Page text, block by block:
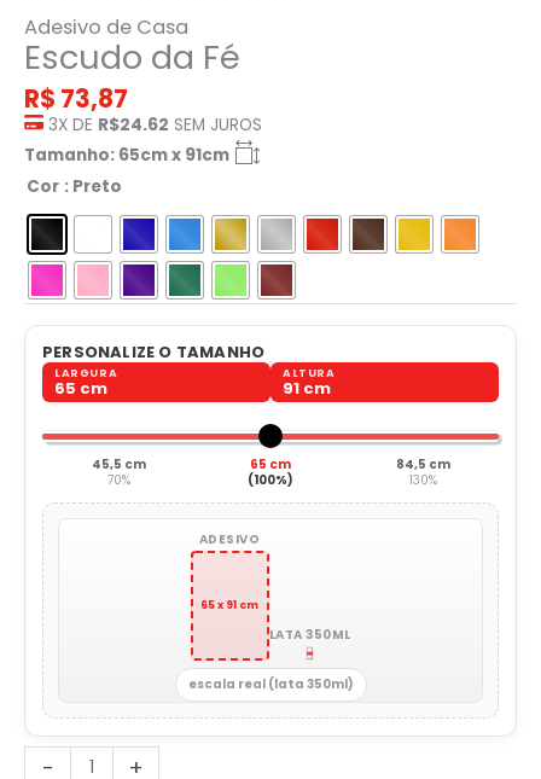
Adesivo de Casa
Escudo da Fé
R$ 73,87
3X DE R$24.62 SEM JUROS
Tamanho: 65cm x 91cm
Cor : Preto
PERSONALIZE O TAMANHO
LARGURA
65 cm
ALTURA
91 cm
45,5 cm
70%
65 cm
(100%)
84,5 cm
130%
ADESIVO
65 x 91 cm
LATA 350ML
escala real (lata 350ml)
- +